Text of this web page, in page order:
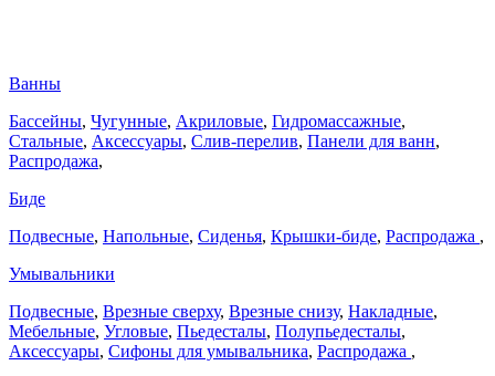
Ванны
Бассейны, Чугунные, Акриловые, Гидромассажные,
Стальные, Аксессуары, Слив-перелив, Панели для ванн,
Распродажа,
Биде
Подвесные, Напольные, Сиденья, Крышки-биде, Распродажа ,
Умывальники
Подвесные, Врезные сверху, Врезные снизу, Накладные,
Мебельные, Угловые, Пьедесталы, Полупьедесталы,
Аксессуары, Сифоны для умывальника, Распродажа ,